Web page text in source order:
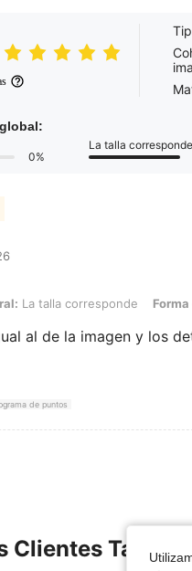
0%
La talla corresponde
La talla corresponde, Forma del
La talla corresponde
al de la imagen y los
de puntos
Clientes